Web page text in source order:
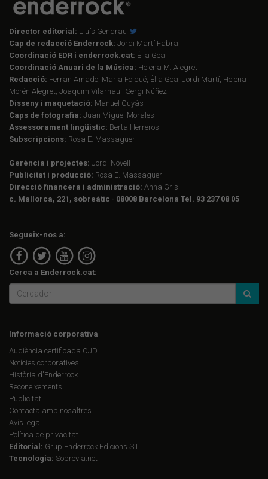
Director editorial: Lluís Gendrau
Cap de redacció Enderrock: Jordi Martí Fabra
Coordinació EDR i enderrock.cat: Èlia Gea
Coordinació Anuari de la Música: Helena M. Alegret
Redacció: Ferran Amado, Maria Folqué, Èlia Gea, Jordi Martí, Helena
Morén Alegret, Joaquim Vilarnau i Sergi Núñez
Disseny i maquetació: Manuel Cuyàs
Caps de fotografia: Juan Miguel Morales
Assessorament lingüístic: Berta Herreros
Subscripcions: Rosa E. Massaguer
Gerència i projectes: Jordi Novell
Publicitat i producció: Rosa E. Massaguer
Direcció financera i administració: Anna Gris
c. Mallorca, 221, sobreàtic · 08008 Barcelona Tel. 93 237 08 05
Segueix-nos a:
Cerca a Enderrock.cat:
Informació corporativa
Audiència certificada OJD
Notícies corporatives
Història d'Enderrock
Reconeixements
Publicitat
Contacta amb nosaltres
Avís legal
Política de privacitat
Editorial: Grup Enderrock Edicions S.L.
Tecnologia: Sobrevia.net